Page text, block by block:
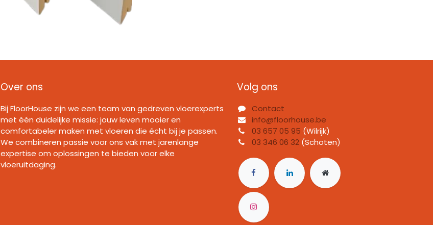
Volg ons
Contact
info@floorhouse.be
03 657 05 95 (Wilrijk)
03 346 06 32(Schoten)
Over ons
Bij FloorHouse zijn we een team van gedreven vloerexperts
met één duidelijke missie: jouw leven mooier en
comfortabeler maken met vloeren die écht bij je passen.
We combineren passie voor ons vak met jarenlange
expertise om oplossingen te bieden voor elke
vloeruitdaging.